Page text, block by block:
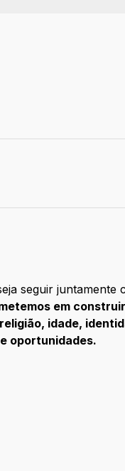
seguir juntamente
em
idade,
oportunidades.